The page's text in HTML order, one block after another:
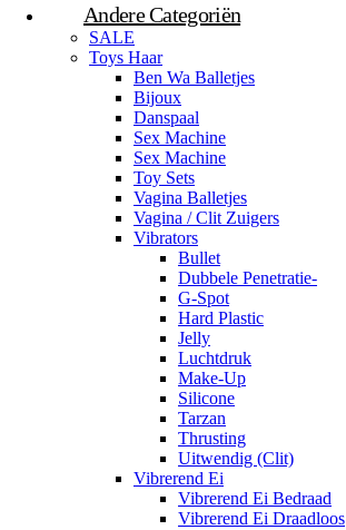
Andere Categoriën
SALE
Toys Haar
Ben Wa Balletjes
Bijoux
Danspaal
Sex Machine
Sex Machine
Toy Sets
Vagina Balletjes
Vagina / Clit Zuigers
Vibrators
Bullet
Dubbele Penetratie-
G-Spot
Hard Plastic
Jelly
Luchtdruk
Make-Up
Silicone
Tarzan
Thrusting
Uitwendig (Clit)
Vibrerend Ei
Vibrerend Ei Bedraad
Vibrerend Ei Draadloos